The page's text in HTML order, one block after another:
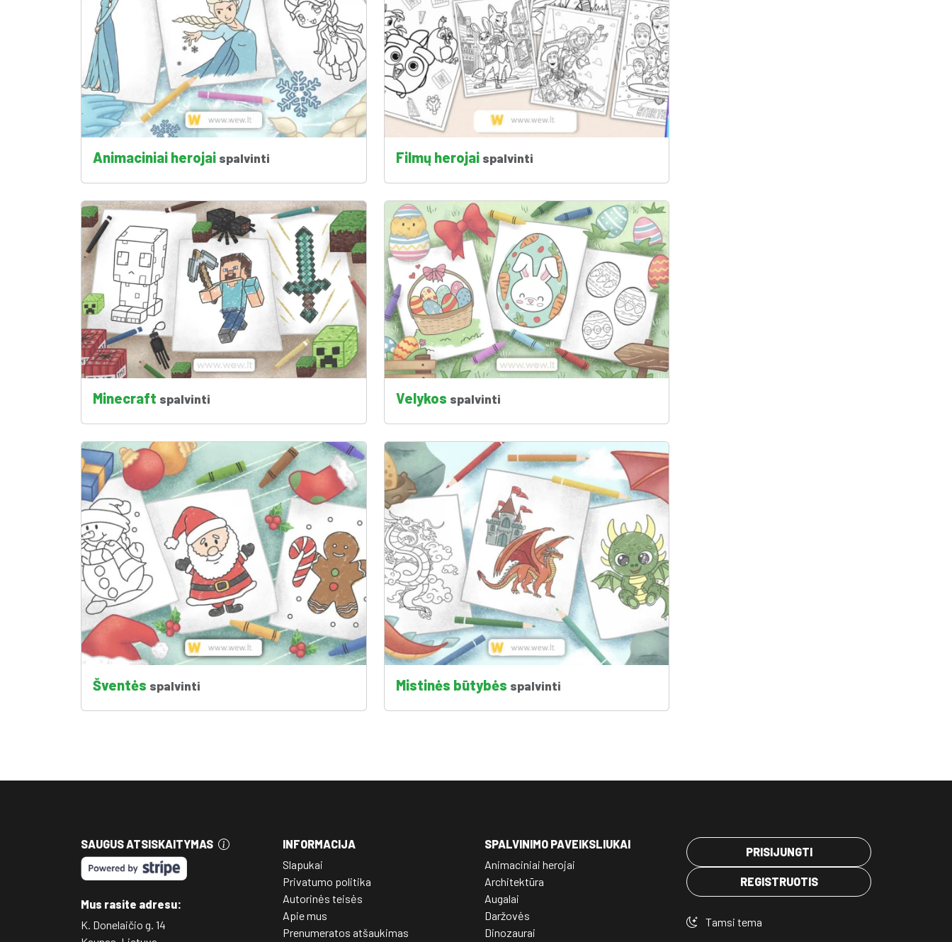
Animaciniai herojai spalvinti Filmų herojai spalvinti
Minecraft spalvinti Velykos spalvinti
Šventės spalvinti Mistinės būtybės spalvinti
SAUGUS ATSISKAITYMAS
Mus rasite adresu:
K. Donelaičio g. 14
INFORMACIJA
Slapukai
Privatumo politika
Autorinės teisės
Apie mus
Prenumeratos atšaukimas
SPALVINIMO PAVEIKSLIUKAI
Animaciniai herojai
Architektūra
Augalai
Daržovės
Dinozaurai
PRISIJUNGTI
REGISTRUOTIS
Tamsi tema